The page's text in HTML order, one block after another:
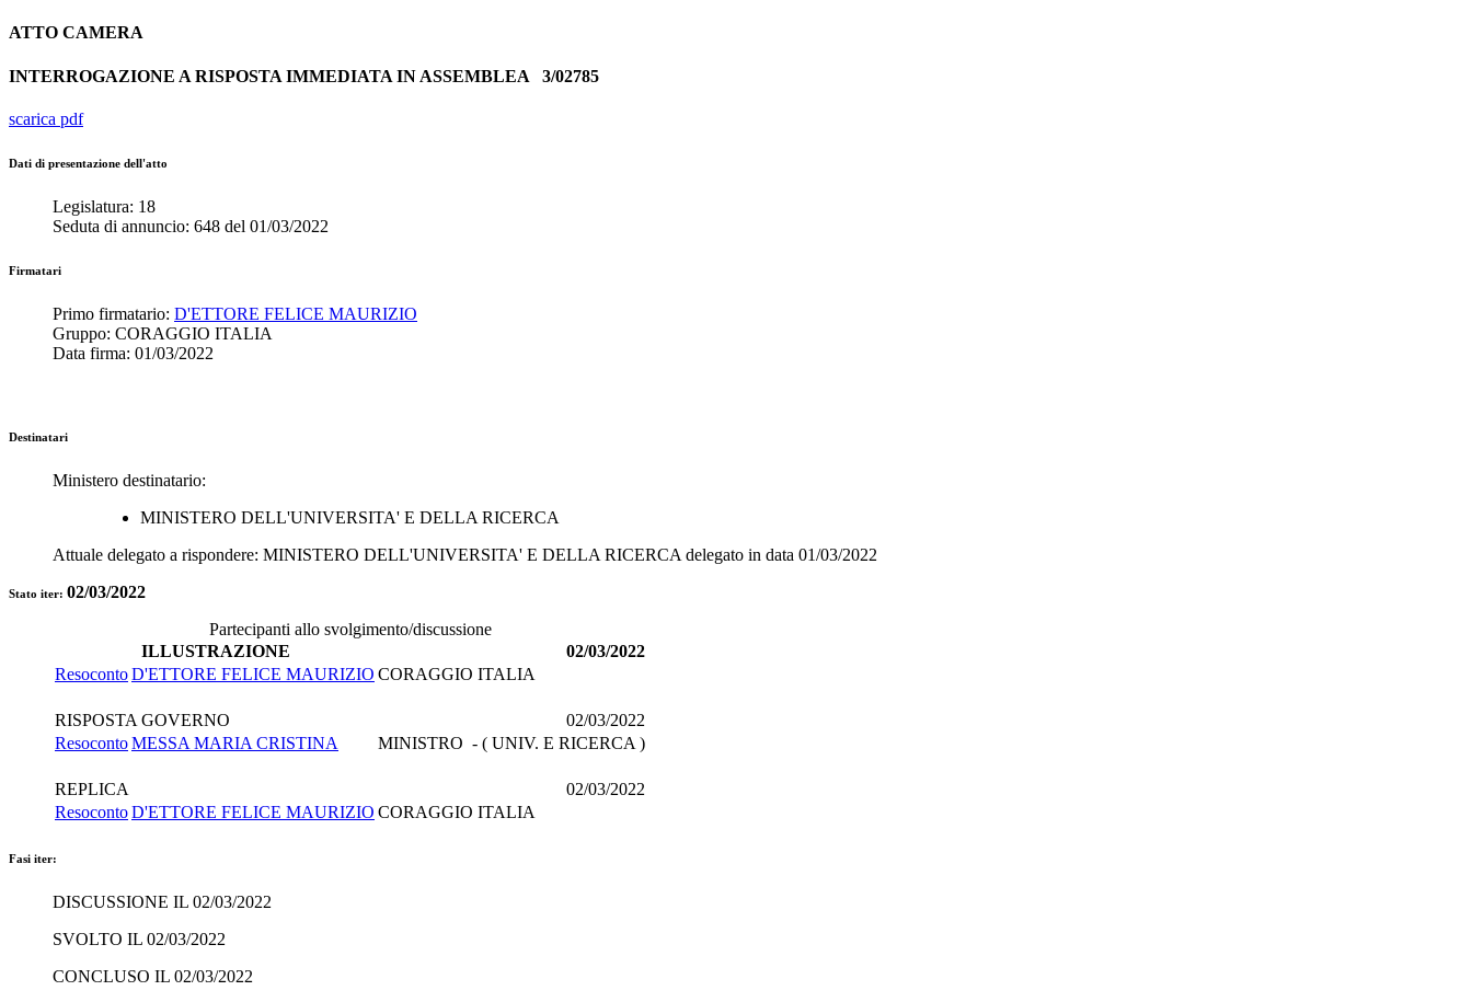
ATTO CAMERA
INTERROGAZIONE A RISPOSTA IMMEDIATA IN ASSEMBLEA 3/02785
scarica pdf
Dati di presentazione dell'atto
Legislatura: 18
Seduta di annuncio: 648 del 01/03/2022
Firmatari
Primo firmatario: D'ETTORE FELICE MAURIZIO
Gruppo: CORAGGIO ITALIA
Data firma: 01/03/2022
Destinatari
Ministero destinatario:
MINISTERO DELL'UNIVERSITA' E DELLA RICERCA
Attuale delegato a rispondere: MINISTERO DELL'UNIVERSITA' E DELLA RICERCA delegato in data 01/03/2022
Stato iter: 02/03/2022
Partecipanti allo svolgimento/discussione
ILLUSTRAZIONE
02/03/2022
ResocontoD'ETTORE FELICE MAURIZIO CORAGGIO ITALIA
RISPOSTA GOVERNO
02/03/2022
ResocontoMESSA MARIA CRISTINA MINISTRO - ( UNIV. E RICERCA )
REPLICA
02/03/2022
ResocontoD'ETTORE FELICE MAURIZIO CORAGGIO ITALIA
Fasi iter:
DISCUSSIONE IL 02/03/2022
SVOLTO IL 02/03/2022
CONCLUSO IL 02/03/2022